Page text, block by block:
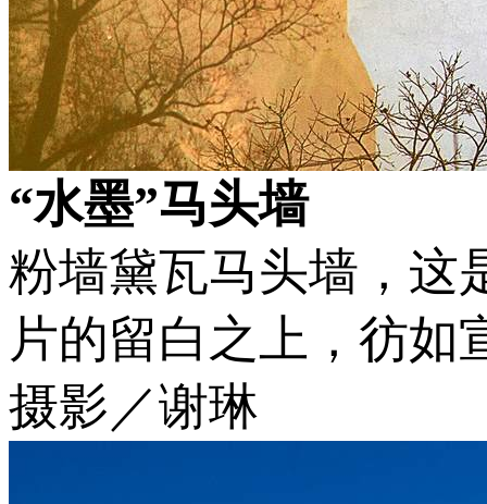
“水墨”马头墙
粉墙黛瓦马头墙，这
片的留白之上，彷如
摄影／谢琳